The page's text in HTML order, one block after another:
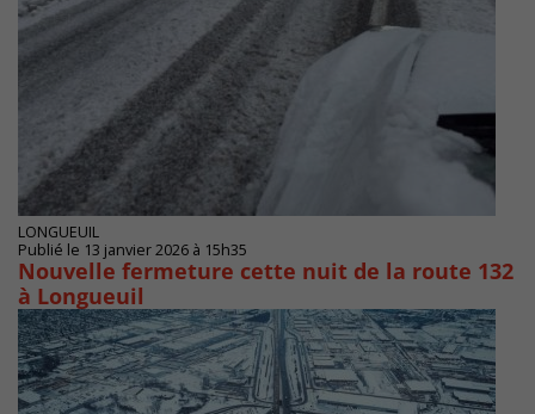
LONGUEUIL
Publié le 13 janvier 2026 à 15h35
Nouvelle fermeture cette nuit de la route 132
à Longueuil